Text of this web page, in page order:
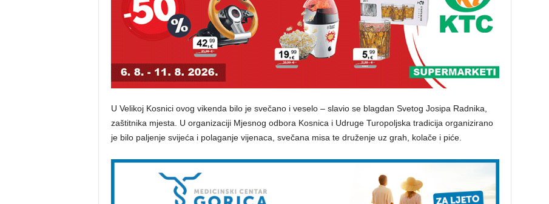
U Velikoj Kosnici ovog vikenda bilo je svečano i veselo – slavio se blagdan Svetog Josipa Radnika,
zaštitnika mjesta. U organizaciji Mjesnog odbora Kosnica i Udruge Turopoljska tradicija organizirano
je bilo paljenje svijeća i polaganje vijenaca, svečana misa te druženje uz grah, kolače i piće.